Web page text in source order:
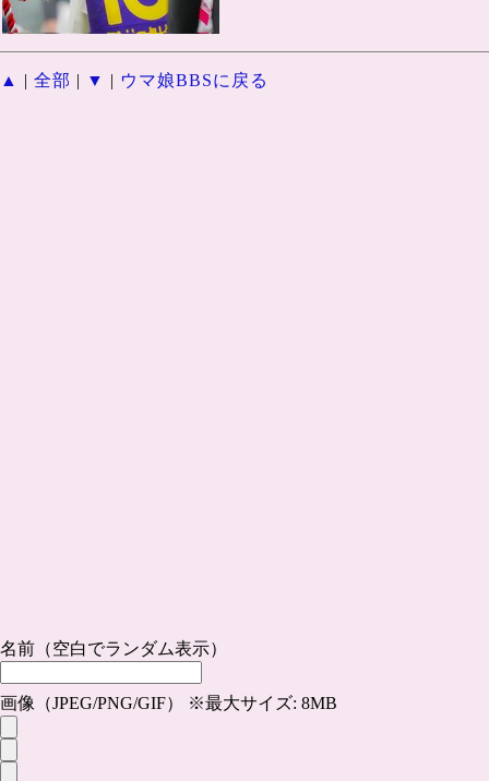
▲ | 全部 | ▼ | ウマ娘BBSに戻る
名前（空白でランダム表示）
画像（JPEG/PNG/GIF） ※最大サイズ: 8MB